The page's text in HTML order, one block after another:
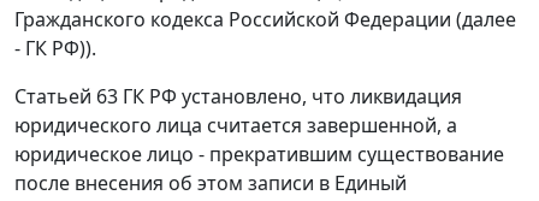
Гражданского кодекса Российской Федерации (далее
- ГК РФ)).
Статьей 63 ГК РФ установлено, что ликвидация
юридического лица считается завершенной, а
юридическое лицо - прекратившим существование
после внесения об этом записи в Единый